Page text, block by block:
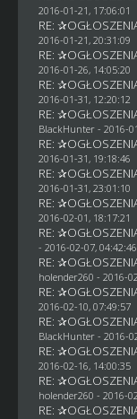
2016-01-21, 17:06:01
RE:
2016-01-21, 20:31:09
RE:
2016-01-26, 14:05:20
RE:
2016-01-31, 12:20:12
RE:
BlackHunter- 2016-
RE:
2016-01-31, 19:18:46
RE:
2016-01-31, 23:01:10
RE:
2016-02-01, 18:17:21
RE:
- 2016-02-07, 04:42:46
RE:
holender260 - 2016-
RE:
2016-02-10, 07:49:57
RE:
BlackHunter- 2016-
RE:
2016-02-16, 14:00:35
RE:
holender260 - 2016-
RE: